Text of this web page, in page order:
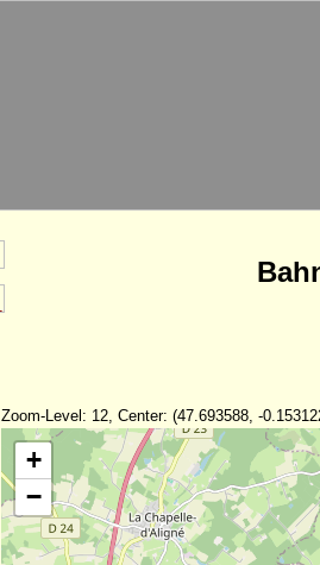
Zoom-Level: 12, Center: (47.693588, -
+
−